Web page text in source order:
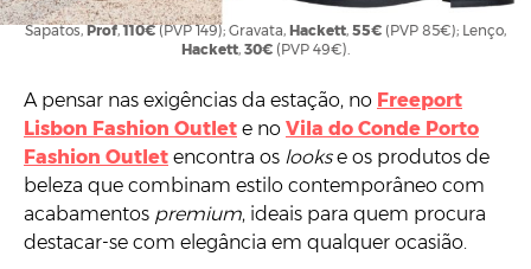
Fato,Boss,489€(PVP 699€); Camisa, Façonnable,91€
(PVP 130€);
Sapatos,Prof,110€(PVP 149); Gravata, Hackett, 55€ (PVP 85€); Lenço,
Hackett, 30€ (PVP 49€).
A pensar nas exigências da estação, no Freeport
Lisbon Fashion Outlet e no Vila do Conde Porto
Fashion Outlet encontra os lookse os produtos de
beleza que combinam estilo contemporâneo com
acabamentos premium, ideais para quem procura
destacar-se com elegância em qualquer ocasião.